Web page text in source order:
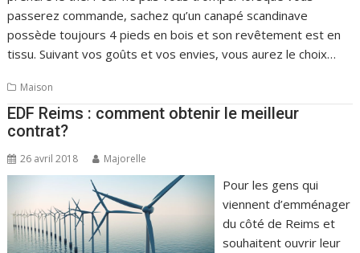
passerez commande, sachez qu’un canapé scandinave
possède toujours 4 pieds en bois et son revêtement est en
tissu. Suivant vos goûts et vos envies, vous aurez le choix…
Maison
EDF Reims : comment obtenir le meilleur
contrat?
26 avril 2018 Majorelle
Pour les gens qui
viennent d’emménager
du côté de Reims et
souhaitent ouvrir leur